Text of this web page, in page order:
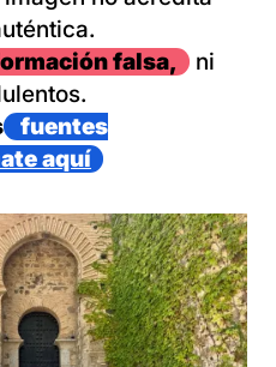
falsa,
ni
fuentes
aquí